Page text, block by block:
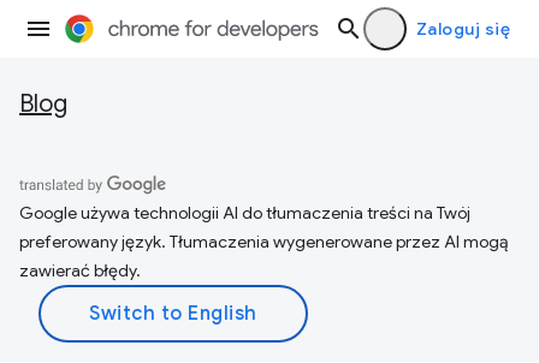
Zaloguj się
Blog
Google używa technologii AI do tłumaczenia treści na Twój
preferowany język. Tłumaczenia wygenerowane przez AI mogą
zawierać błędy.